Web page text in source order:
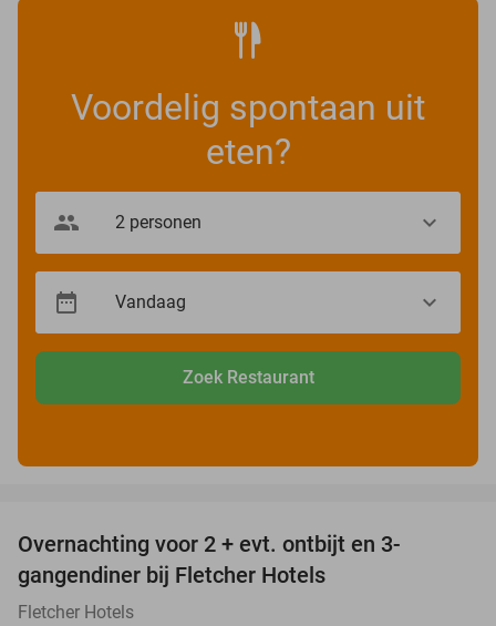
Voordelig spontaan uit
eten?
Zoek Restaurant
Overnachting voor 2 + evt. ontbijt en 3-
gangendiner bij Fletcher Hotels
Fletcher Hotels